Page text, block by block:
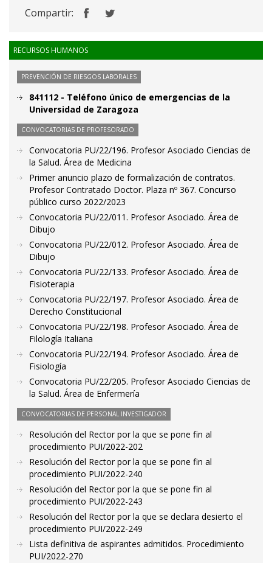
Compartir:
RECURSOS HUMANOS
PREVENCIÓN DE RIESGOS LABORALES
841112 - Teléfono único de emergencias de la
Universidad de Zaragoza
CONVOCATORIAS DE PROFESORADO
Convocatoria PU/22/196. Profesor Asociado Ciencias de
la Salud. Área de Medicina
Primer anuncio plazo de formalización de contratos.
Profesor Contratado Doctor. Plaza nº 367. Concurso
público curso 2022/2023
Convocatoria PU/22/011. Profesor Asociado. Área de
Dibujo
Convocatoria PU/22/012. Profesor Asociado. Área de
Dibujo
Convocatoria PU/22/133. Profesor Asociado. Área de
Fisioterapia
Convocatoria PU/22/197. Profesor Asociado. Área de
Derecho Constitucional
Convocatoria PU/22/198. Profesor Asociado. Área de
Filología Italiana
Convocatoria PU/22/194. Profesor Asociado. Área de
Fisiología
Convocatoria PU/22/205. Profesor Asociado Ciencias de
la Salud. Área de Enfermería
CONVOCATORIAS DE PERSONAL INVESTIGADOR
Resolución del Rector por la que se pone fin al
procedimiento PUI/2022-202
Resolución del Rector por la que se pone fin al
procedimiento PUI/2022-240
Resolución del Rector por la que se pone fin al
procedimiento PUI/2022-243
Resolución del Rector por la que se declara desierto el
procedimiento PUI/2022-249
Lista definitiva de aspirantes admitidos. Procedimiento
PUI/2022-270